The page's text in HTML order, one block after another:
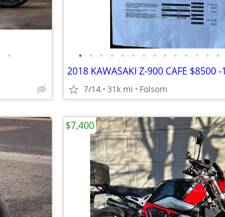
• • • • • • • • • • • • • • •
7/14 31k mi Folsom
$7,400